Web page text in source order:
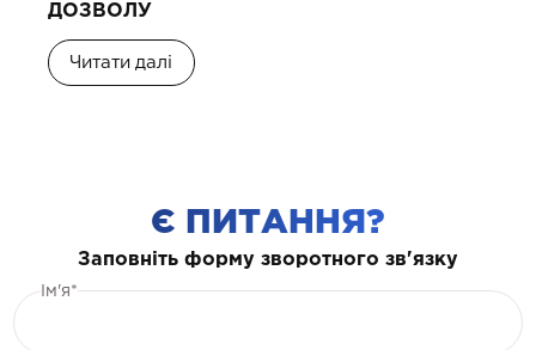
ДОЗВОЛУ
Читати далі
Є ПИТАННЯ?
Заповніть форму зворотного зв'язку
Ім'я*